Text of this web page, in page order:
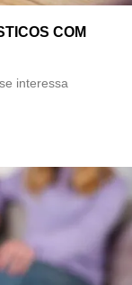
COM
interessa